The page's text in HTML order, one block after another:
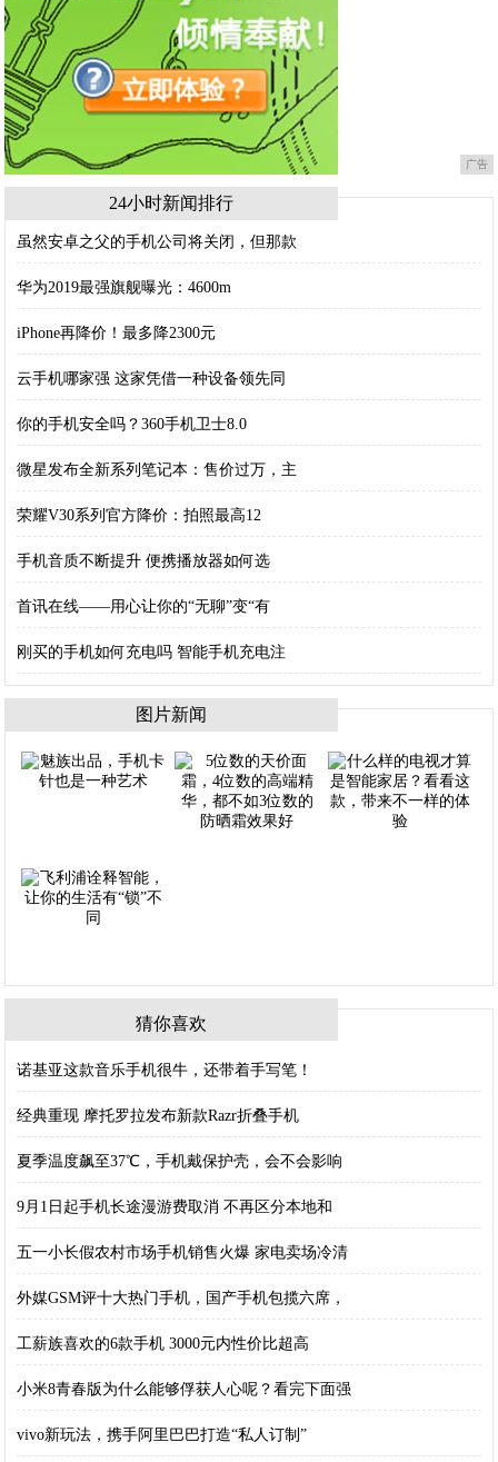
广告
24小时新闻排行
虽然安卓之父的手机公司将关闭，但那款
华为2019最强旗舰曝光：4600m
iPhone再降价！最多降2300元
云手机哪家强 这家凭借一种设备领先同
你的手机安全吗？360手机卫士8.0
微星发布全新系列笔记本：售价过万，主
荣耀V30系列官方降价：拍照最高12
手机音质不断提升 便携播放器如何选
首讯在线——用心让你的“无聊”变“有
刚买的手机如何充电吗 智能手机充电注
图片新闻
猜你喜欢
诺基亚这款音乐手机很牛，还带着手写笔！
经典重现 摩托罗拉发布新款Razr折叠手机
夏季温度飙至37℃，手机戴保护壳，会不会影响
9月1日起手机长途漫游费取消 不再区分本地和
五一小长假农村市场手机销售火爆 家电卖场冷清
外媒GSM评十大热门手机，国产手机包揽六席，
工薪族喜欢的6款手机 3000元内性价比超高
小米8青春版为什么能够俘获人心呢？看完下面强
vivo新玩法，携手阿里巴巴打造“私人订制”